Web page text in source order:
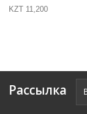
KZT 11,200
Рассылка